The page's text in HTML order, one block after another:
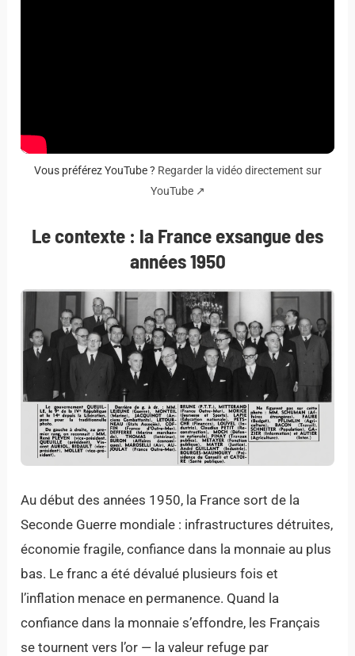
Vous préférez YouTube ? Regarder la vidéo directement sur
YouTube ↗
Le contexte : la France exsangue des
années 1950
Au début des années 1950, la France sort de la
Seconde Guerre mondiale : infrastructures détruites,
économie fragile, confiance dans la monnaie au plus
bas. Le franc a été dévalué plusieurs fois et
l’inflation menace en permanence. Quand la
confiance dans la monnaie s’effondre, les Français
se tournent vers l’or — la valeur refuge par